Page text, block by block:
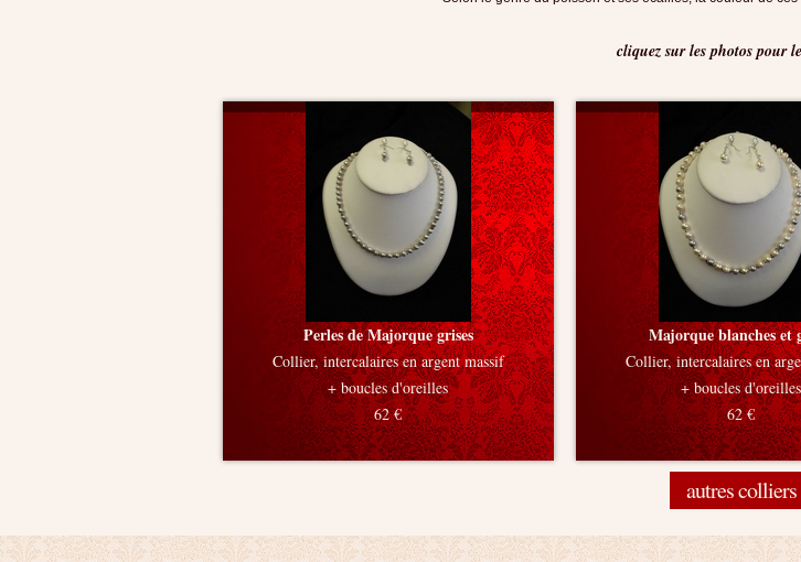
cliquez sur les photos pour
Perles de Majorque grises
Collier, intercalaires en argent massif
+ boucles d'oreilles
62 €
Majorque blanches et
Collier, intercalaires en
+ boucles d'oreilles
62 €
autres colliers